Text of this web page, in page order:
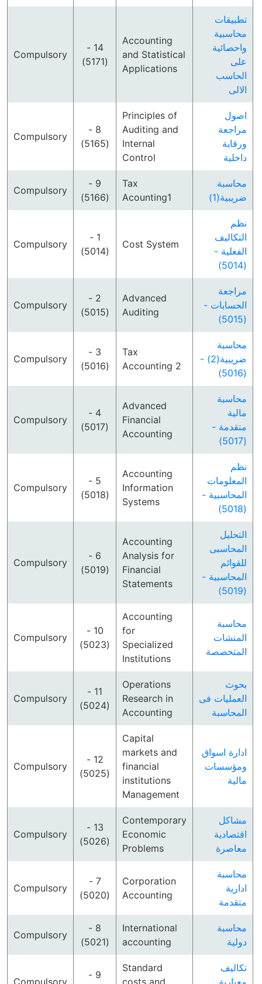
تطبيقات
محاسبية
واحصائية
على
الحاسب
الالى
Accounting
and Statistical
Applications
14 -
(5171)
Compulsory
اصول
مراجعة
ورقابة
داخلية
Principles of
Auditing and
Internal
Control
8 -
(5165)
Compulsory
محاسبة
ضريبية(1)
Tax
Acounting1
9 -
(5166)
Compulsory
نظم
التكاليف
الفعلية -
(5014)
Cost System
1 -
(5014)
Compulsory
مراجعة
الحسابات -
(5015)
Advanced
Auditing
2 -
(5015)
Compulsory
محاسبة
ضريبية(2) -
(5016)
Tax
Accounting 2
3 -
(5016)
Compulsory
محاسبة
مالية
متقدمة -
(5017)
Advanced
Financial
Accounting
4 -
(5017)
Compulsory
نظم
المعلومات
المحاسبية -
(5018)
Accounting
Information
Systems
5 -
(5018)
Compulsory
التحليل
المحاسبى
للقوائم
المحاسبية -
(5019)
Accounting
Analysis for
Financial
Statements
6 -
(5019)
Compulsory
محاسبة
المنشات
المتخصصة
Accounting
for
Specialized
Institutions
10 -
(5023)
Compulsory
بحوث
العمليات فى
المحاسبة
Operations
Research in
Accounting
11 -
(5024)
Compulsory
ادارة اسواق
ومؤسسات
مالية
Capital
markets and
financial
institutions
Management
12 -
(5025)
Compulsory
مشاكل
اقتصادية
معاصرة
Contemporary
Economic
Problems
13 -
(5026)
Compulsory
محاسبة
ادارية
متقدمة
Corporation
Accounting
7 -
(5020)
Compulsory
محاسبة
دولية
International
accounting
8 -
(5021)
Compulsory
تكاليف
معيارية
Standard
costs and
9 -
Compulsory